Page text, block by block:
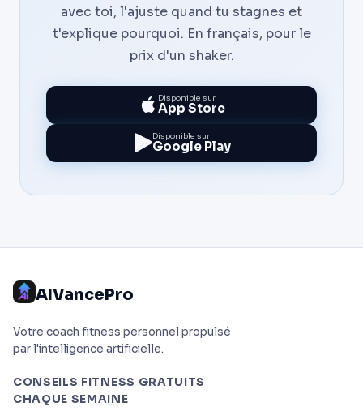
avec toi, l'ajuste quand tu stagnes et
t'explique pourquoi. En français, pour le
prix d'un shaker.
Disponible sur
App Store
Disponible sur
Google Play
AIVancePro
Votre coach fitness personnel propulsé
par l'intelligence artificielle.
CONSEILS FITNESS GRATUITS
CHAQUE SEMAINE